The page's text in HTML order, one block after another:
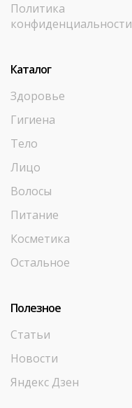
Политика
конфиденциальности
Каталог
Здоровье
Гигиена
Тело
Лицо
Волосы
Питание
Косметика
Остальное
Полезное
Статьи
Новости
Яндекс Дзен